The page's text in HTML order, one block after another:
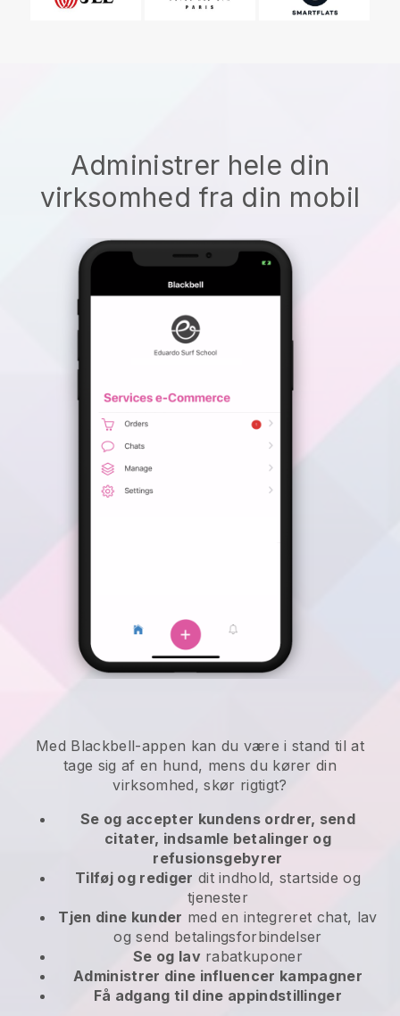
Administrer hele din
virksomhed fra din mobil
Med Blackbell-appen kan du være i stand til at
tage sig af en hund, mens du kører din
virksomhed, skør rigtigt?
Se og accepter kundens ordrer, send
citater, indsamle betalinger og
refusionsgebyrer
Tilføj og rediger dit indhold, startside og
tjenester
Tjen dine kunder med en integreret chat, lav
og send betalingsforbindelser
Se og lavrabatkuponer
Administrer dine influencer kampagner
Få adgang til dine appindstillinger